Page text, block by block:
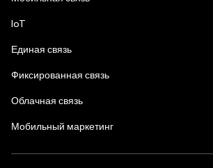
IoT
Единая связь
Фиксированная связь
Облачная связь
Мобильный маркетинг